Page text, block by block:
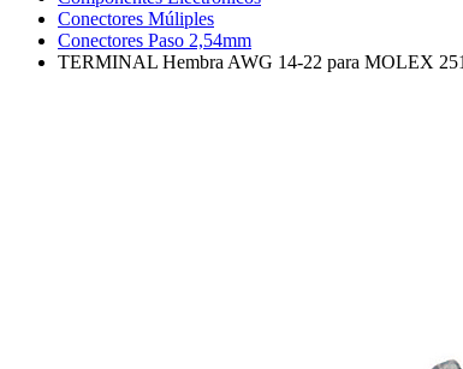
Conectores Múliples
Conectores Paso 2,54mm
TERMINAL Hembra AWG 14-22 para MOLEX